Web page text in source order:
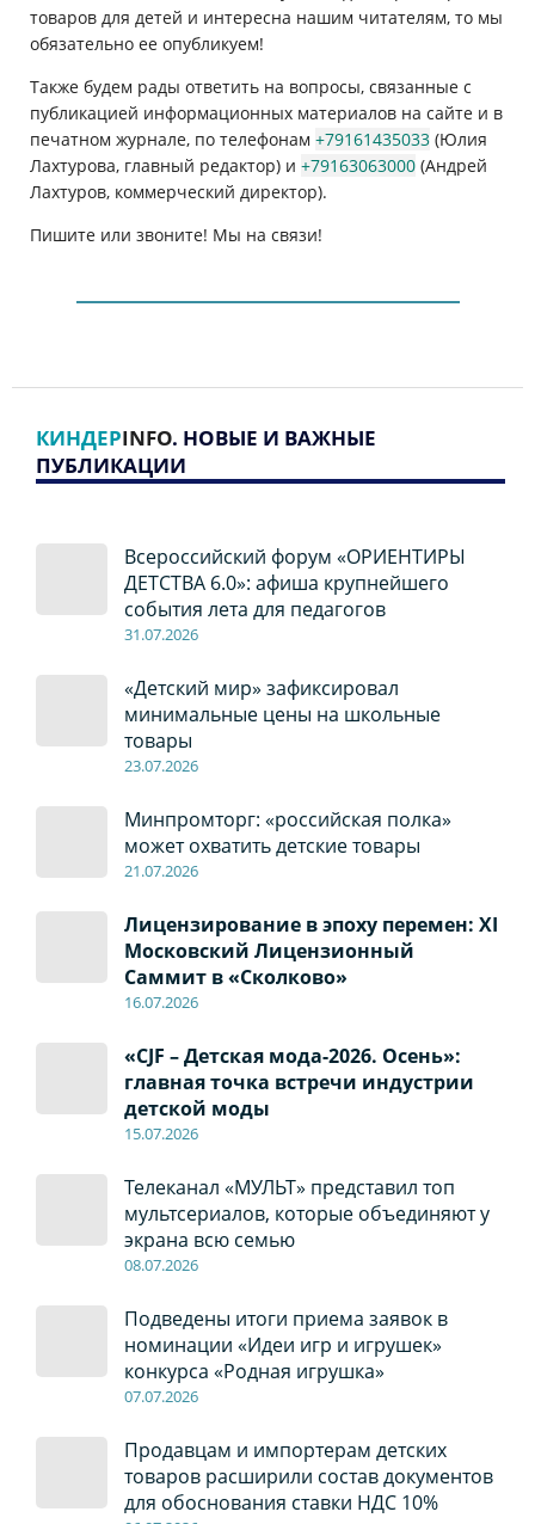
товаров для детей и интересна нашим читателям, то мы
обязательно ее опубликуем!
Также будем рады ответить на вопросы, связанные с
публикацией информационных материалов на сайте и в
печатном журнале, по телефонам +79161435033 (Юлия
Лахтурова, главный редактор) и +79163063000 (Андрей
Лахтуров, коммерческий директор).
Пишите или звоните! Мы на связи!
КИНДЕРINFO. НОВЫЕ И ВАЖНЫЕ
ПУБЛИКАЦИИ
Всероссийский форум «ОРИЕНТИРЫ
ДЕТСТВА 6.0»: афиша крупнейшего
события лета для педагогов
31.07.2026
«Детский мир» зафиксировал
минимальные цены на школьные
товары
23.07.2026
Минпромторг: «российская полка»
может охватить детские товары
21.07.2026
Лицензирование в эпоху перемен: XI
Московский Лицензионный
Саммит в «Сколково»
16.07.2026
«CJF – Детская мода-2026. Осень»:
главная точка встречи индустрии
детской моды
15.07.2026
Телеканал «МУЛЬТ» представил топ
мультсериалов, которые объединяют у
экрана всю семью
08.07.2026
Подведены итоги приема заявок в
номинации «Идеи игр и игрушек»
конкурса «Родная игрушка»
07.07.2026
Продавцам и импортерам детских
товаров расширили состав документов
для обоснования ставки НДС 10%